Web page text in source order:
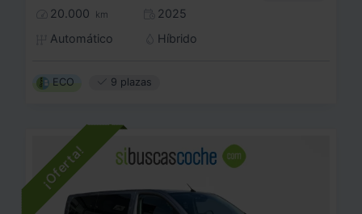
20.000 km
2025
Automático
Híbrido
ECO 9 plazas